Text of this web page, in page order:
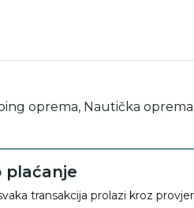
oprema, Nautička oprema
plaćanje
transakcija prolazi kroz